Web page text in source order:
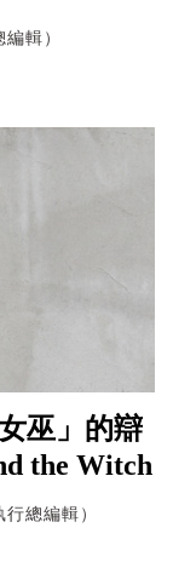
輯）
巫」的辯
the Witch
總編輯）